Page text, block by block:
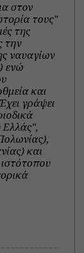
στον
τους"
της
την
ναυαγίων
ενώ
και
γράψει
και